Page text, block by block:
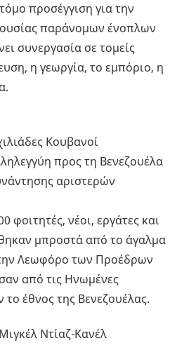
προσέγγιση για την
παράνομων ένοπλων
συνεργασία σε τομείς
η γεωργία, το εμπόριο, η
Κουβανοί
προς τη Βενεζουέλα
αριστερών
φοιτητές, νέοι, εργάτες και
μπροστά από το άγαλμα
Λεωφόρο των Προέδρων
από τις Ηνωμένες
το έθνος της Βενεζουέλας.
Ντίαζ-Κανέλ